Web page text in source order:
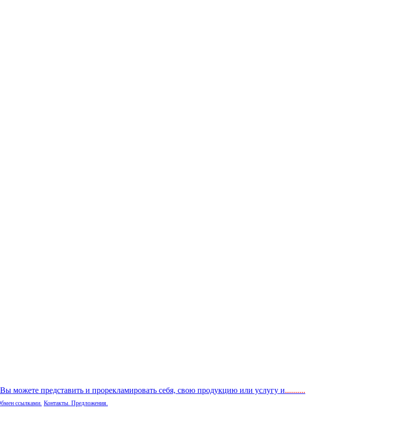
можете представить и прорекламировать себя, свою продукцию или услугу и..........
ссылками. Контакты. Предложения.